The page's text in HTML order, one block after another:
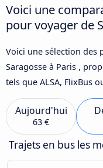
Voici une
pour voyager de
Voici une sélection des
Saragosse à Paris ,
tels que ALSA, FlixBus
Aujourd'hui
63 €
Trajets en bus les